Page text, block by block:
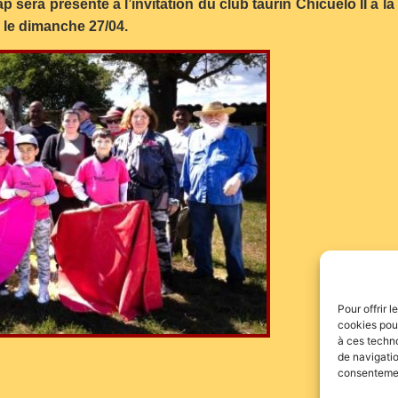
Pour offrir
cookies
à ces
de
sera présente à l’invitation du club taurin Chicuelo II à
dimanche 27/04.